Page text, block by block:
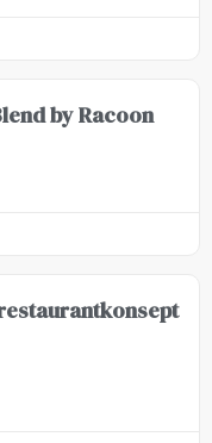
by Racoon